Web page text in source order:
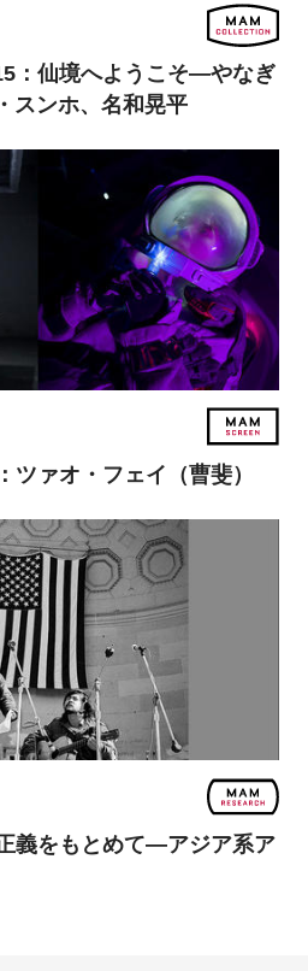
： 仙境へようこそ―やなぎ
スンホ、名和晃平
ツァオ・フェイ（曹斐）
義をもとめて―アジア系ア